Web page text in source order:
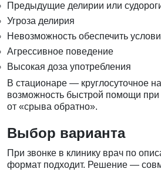
Предыдущие делирии или
Угроза делирия
Невозможность обеспечить
Агрессивное поведение
Высокая доза употребления
В стационаре — круглосуточное
возможность быстрой помощи
от «срыва обратно».
Выбор варианта
При звонке в клинику врач по
формат подходит. Решение —